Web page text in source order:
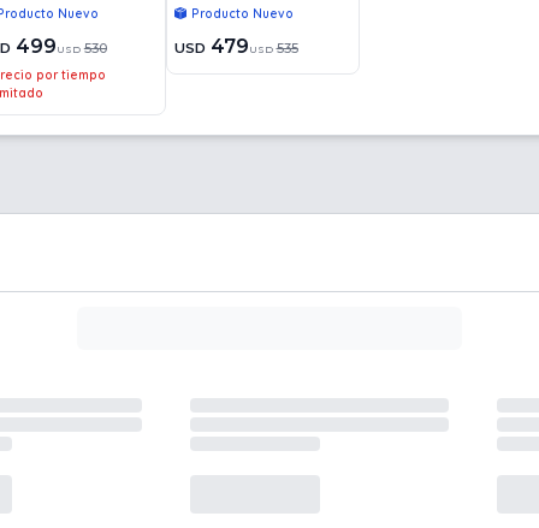
Nuevo
499 USD 530
por tiempo
Producto Nuevo
USD 479 USD 535